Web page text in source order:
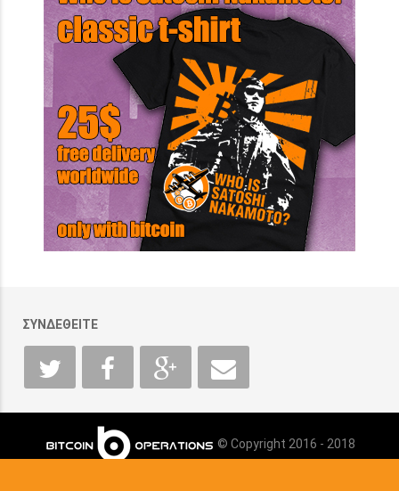
ΣΥΝΔΕΘΕΙΤΕ
© Copyright 2016 - 2018